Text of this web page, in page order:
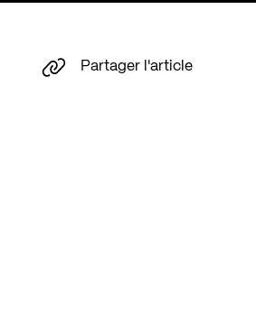
Partager l'article